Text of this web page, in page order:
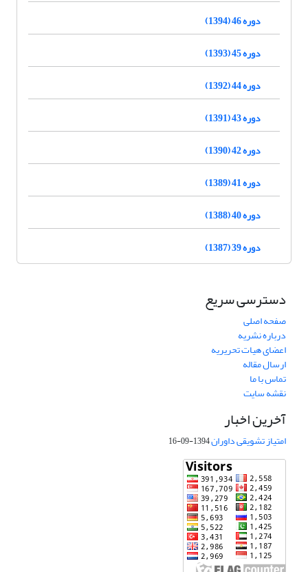
دوره 46 (1394)
دوره 45 (1393)
دوره 44 (1392)
دوره 43 (1391)
دوره 42 (1390)
دوره 41 (1389)
دوره 40 (1388)
دوره 39 (1387)
دسترسی سریع
صفحه اصلی
درباره نشریه
اعضای هیات تحریریه
ارسال مقاله
تماس با ما
نقشه سایت
آخرین اخبار
امتیاز تشویقی داوران1394-09-16